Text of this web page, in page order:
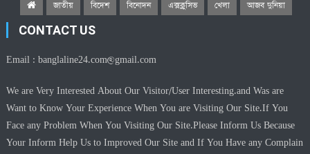
জাতীয় বিদেশ বিনোদন এক্সক্লুসিভ খেলা আজব দুনিয়া
CONTACT US
Email :banglaline24.com@gmail.com
We are Very Interested About Our Visitor/User Interesting.and Was are
Want to Know Your Experience When You are Visiting Our Site.If You
Face any Problem When You Visiting Our Site.Please Inform Us Because
Your Inform Help Us to Improved Our Site and If You Have any Complain